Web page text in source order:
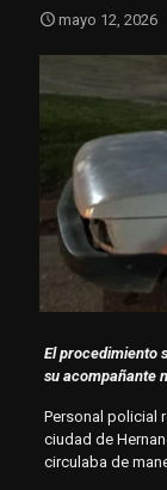
mayo 12, 2026
El procedimiento
su acompañante
Personal policial
ciudad de
circulaba de